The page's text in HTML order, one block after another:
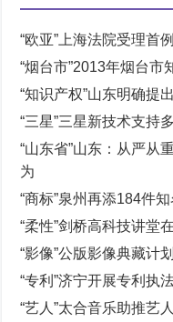
“欧亚”上海法院受理首
“烟台市”2013年烟台市
“知识产权”山东明确提
“三星”三星新技术支持
“山东省”山东：从严从
为
“商标”泉州再添184件
“柔性”剑桥高科技讲堂
“影像”公版影像典藏计
“专利”济宁开展专利执
“艺人”太合音乐助推艺